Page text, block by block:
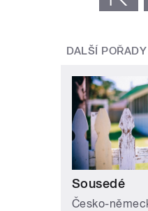
DALŠÍ POŘADY
Sousedé
Česko-